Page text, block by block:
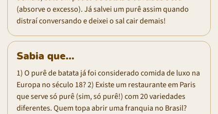
(absorve o excesso). Já salvei um purê assim quando
distraí conversando e deixei o sal cair demais!
Sabia que...
1) O purê de batata já foi considerado comida de luxo na
Europa no século 18? 2) Existe um restaurante em Paris
que serve só purê (sim, só purê!) com 20 variedades
diferentes. Quem topa abrir uma franquia no Brasil?